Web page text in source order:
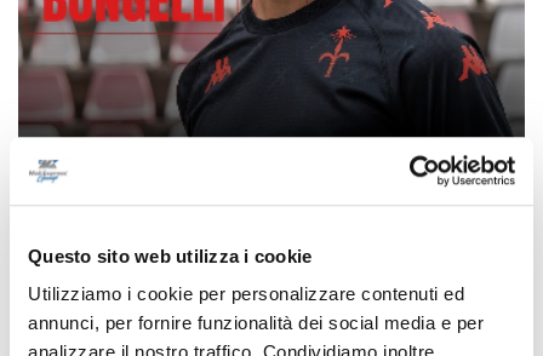
Questo sito web utilizza i cookie
Utilizziamo i cookie per personalizzare contenuti ed
annunci, per fornire funzionalità dei social media e per
alla Triestina
di Pierluigi Dorotei